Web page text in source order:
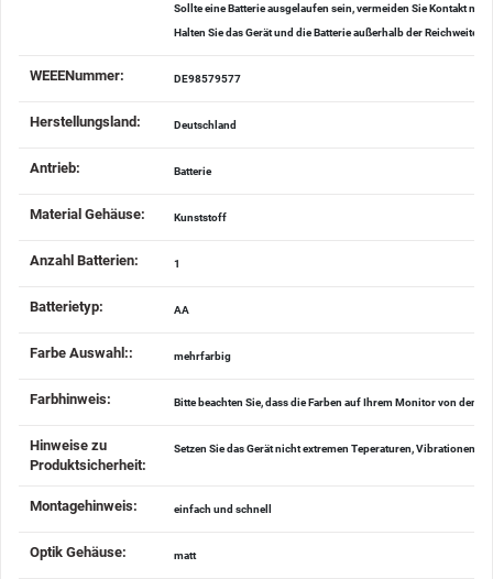
Sollte eine Batterie ausgelaufen sein, vermeiden Sie Kontakt
Halten Sie das Gerät und die Batterie außerhalb der Reichweite
WEEENummer‍: DE98579577
Herstellungsland‍: Deutschland
Antrieb‍: Batterie
Material Gehäuse‍: Kunststoff
Anzahl Batterien‍: 1
Batterietyp‍: AA
Farbe Auswahl:‍: mehrfarbig
Farbhinweis‍: Bitte beachten Sie, dass die Farben auf Ihrem Monitor von den
Hinweise zu
Produktsicherheit‍:
Setzen Sie das Gerät nicht extremen Teperaturen, Vibrationen
Montagehinweis‍: einfach und schnell
Optik Gehäuse‍: matt